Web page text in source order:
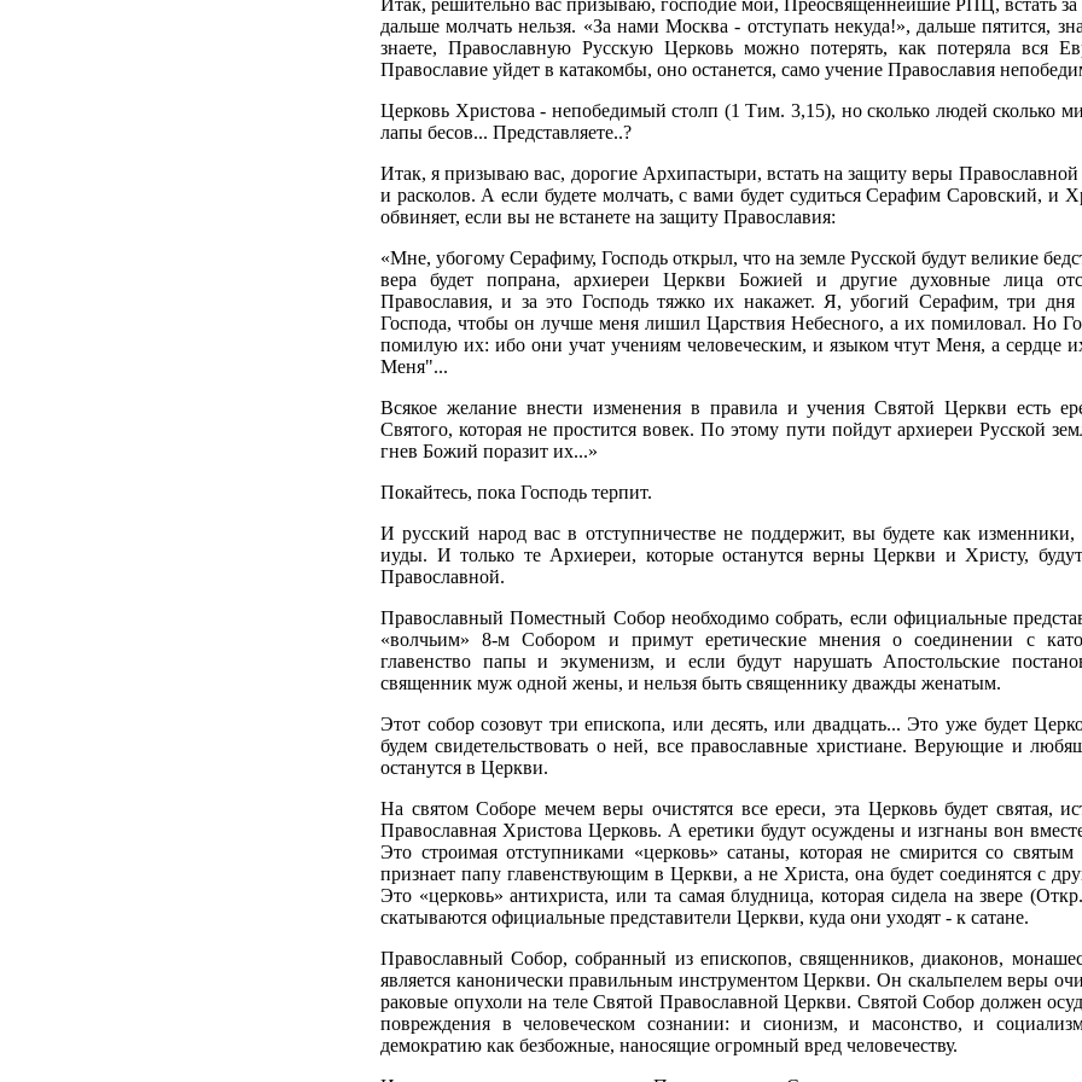
Итак, решительно вас призываю, господие мои, Преосвященнейшие РПЦ, встать
дальше молчать нельзя. «За нами Москва - отступать некуда!», дальше пятится,
знаете, Православную Русскую Церковь можно потерять, как потеряла вся
Православие уйдет в катакомбы, оно останется, само учение Православия
Церковь Христова - непобедимый столп (1 Тим. 3,15), но сколько людей сколько
лапы бесов... Представляете..?
Итак, я призываю вас, дорогие Архипастыри, встать на защиту веры Православной
и расколов. А если будете молчать, с вами будет судиться Серафим Саровский, и
обвиняет, если вы не встанете на защиту Православия:
«Мне, убогому Серафиму, Господь открыл, что на земле Русской будут великие
вера будет попрана, архиереи Церкви Божией и другие духовные лица
Православия, и за это Господь тяжко их накажет. Я, убогий Серафим, три
Господа, чтобы он лучше меня лишил Царствия Небесного, а их помиловал. Но
помилую их: ибо они учат учениям человеческим, и языком чтут Меня, а сердце
Меня"...
Всякое желание внести изменения в правила и учения Святой Церкви есть
Святого, которая не простится вовек. По этому пути пойдут архиереи Русской
гнев Божий поразит их...»
Покайтесь, пока Господь терпит.
И русский народ вас в отступничестве не поддержит, вы будете как изменники,
иуды. И только те Архиереи, которые останутся верны Церкви и Христу,
Православной.
Православный Поместный Собор необходимо собрать, если официальные
«волчьим» 8-м Собором и примут еретические мнения о соединении с
главенство папы и экуменизм, и если будут нарушать Апостольские
священник муж одной жены, и нельзя быть священнику дважды женатым.
Этот собор созовут три епископа, или десять, или двадцать... Это уже будет
будем свидетельствовать о ней, все православные христиане. Верующие и
останутся в Церкви.
На святом Соборе мечем веры очистятся все ереси, эта Церковь будет святая,
Православная Христова Церковь. А еретики будут осуждены и изгнаны вон
Это строимая отступниками «церковь» сатаны, которая не смирится со
признает папу главенствующим в Церкви, а не Христа, она будет соединятся с
Это «церковь» антихриста, или та самая блудница, которая сидела на звере
скатываются официальные представители Церкви, куда они уходят - к сатане.
Православный Собор, собранный из епископов, священников, диаконов,
является канонически правильным инструментом Церкви. Он скальпелем веры
раковые опухоли на теле Святой Православной Церкви. Святой Собор должен
повреждения в человеческом сознании: и сионизм, и масонство, и
демократию как безбожные, наносящие огромный вред человечеству.